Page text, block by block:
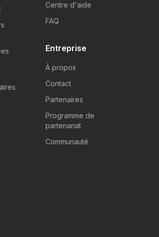
Centre d'aide
FAQ
Entreprise
À propos
Contact
Partenaires
Programme de
partenariat
Communauté